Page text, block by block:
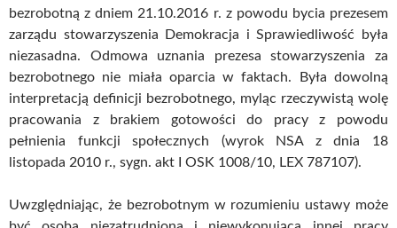
bezrobotną z dniem 21.10.2016 r. z powodu bycia prezesem
zarządu stowarzyszenia Demokracja i Sprawiedliwość była
niezasadna. Odmowa uznania prezesa stowarzyszenia za
bezrobotnego nie miała oparcia w faktach. Była dowolną
interpretacją definicji bezrobotnego, myląc rzeczywistą wolę
pracowania z brakiem gotowości do pracy z powodu
pełnienia funkcji społecznych (wyrok NSA z dnia 18
listopada 2010 r., sygn. akt I OSK 1008/10, LEX 787107).
Uwzględniając, że bezrobotnym w rozumieniu ustawy może